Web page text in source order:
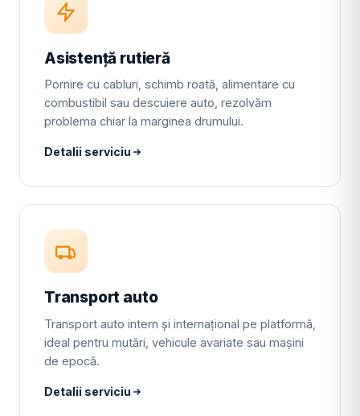
Asistență rutieră
Pornire cu cabluri, schimb roată, alimentare cu
combustibil sau descuiere auto, rezolvăm
problema chiar la marginea drumului.
Detalii serviciu
Transport auto
Transport auto intern și internațional pe platformă,
ideal pentru mutări, vehicule avariate sau mașini
de epocă.
Detalii serviciu